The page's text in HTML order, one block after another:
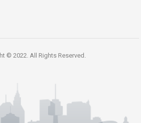
© 2022. All Rights Reserved.